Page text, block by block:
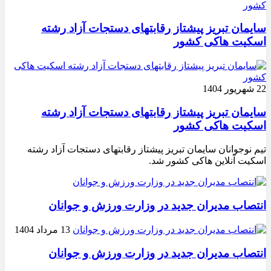
سایمان تبریز پیشتاز رقابتهای دستجات آزاد رشته
اسکیت هاکی کشور
22 شهریور 1404
سایمان تبریز پیشتاز رقابتهای دستجات آزاد رشته
اسکیت هاکی کشور
تیم نوجوانان سایمان تبریز پیشتاز رقابتهای دستجات آزاد رشته
اسکیت آنلاین هاکی کشور شد.
انتصاب مدیران جدید در وزارت ورزش و جوانان
13 مرداد 1404
انتصاب مدیران جدید در وزارت ورزش و جوانان